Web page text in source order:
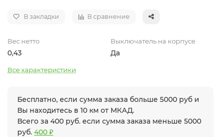
В закладки В сравнение
Вес нетто
0,43
Выключатель на корпусе
Да
Все характеристики
Бесплатно, если сумма заказа больше 5000 руб и
Вы находитесь в 10 км от МКАД.
Всего за 400 руб. если сумма заказа меньше 5000
руб. 400 ₽